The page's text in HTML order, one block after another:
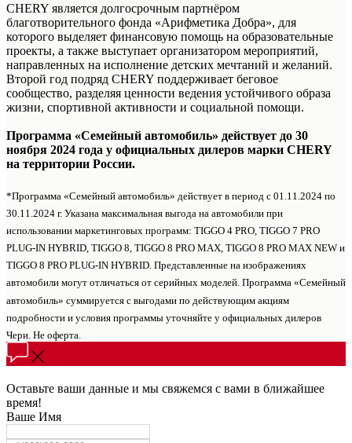
CHERY является долгосрочным партнёром
благотворительного фонда «Арифметика Добра», для
которого выделяет финансовую помощь на образовательные
проекты, а также выступает организатором мероприятий,
направленных на исполнение детских мечтаний и желаний.
Второй год подряд CHERY поддерживает беговое
сообщество, разделяя ценности ведения устойчивого образа
жизни, спортивной активности и социальной помощи.
Программа «Семейный автомобиль» действует до 30
ноября 2024 года у официальных дилеров марки CHERY
на территории России.
*Программа «Семейный автомобиль» действует в период с 01.11.2024 по
30.11.2024 г. Указана максимальная выгода на автомобили при
использовании маркетинговых программ: TIGGO 4 PRO, TIGGO 7 PRO
PLUG-IN HYBRID, TIGGO 8, TIGGO 8 PRO MAX, TIGGO 8 PRO MAX NEW и
TIGGO 8 PRO PLUG-IN HYBRID. Представленные на изображениях
автомобили могут отличаться от серийных моделей. Программа «Семейный
автомобиль» суммируется с выгодами по действующим акциям
подробности и условия программы уточняйте у официальных дилеров
Чери. Не оферта.
Оставьте ваши данные и мы свяжемся с вами в ближайшее
время!
Ваше Имя